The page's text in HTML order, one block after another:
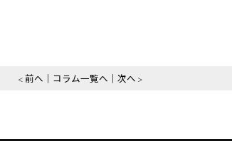
前へ コラム一覧へ 次へ